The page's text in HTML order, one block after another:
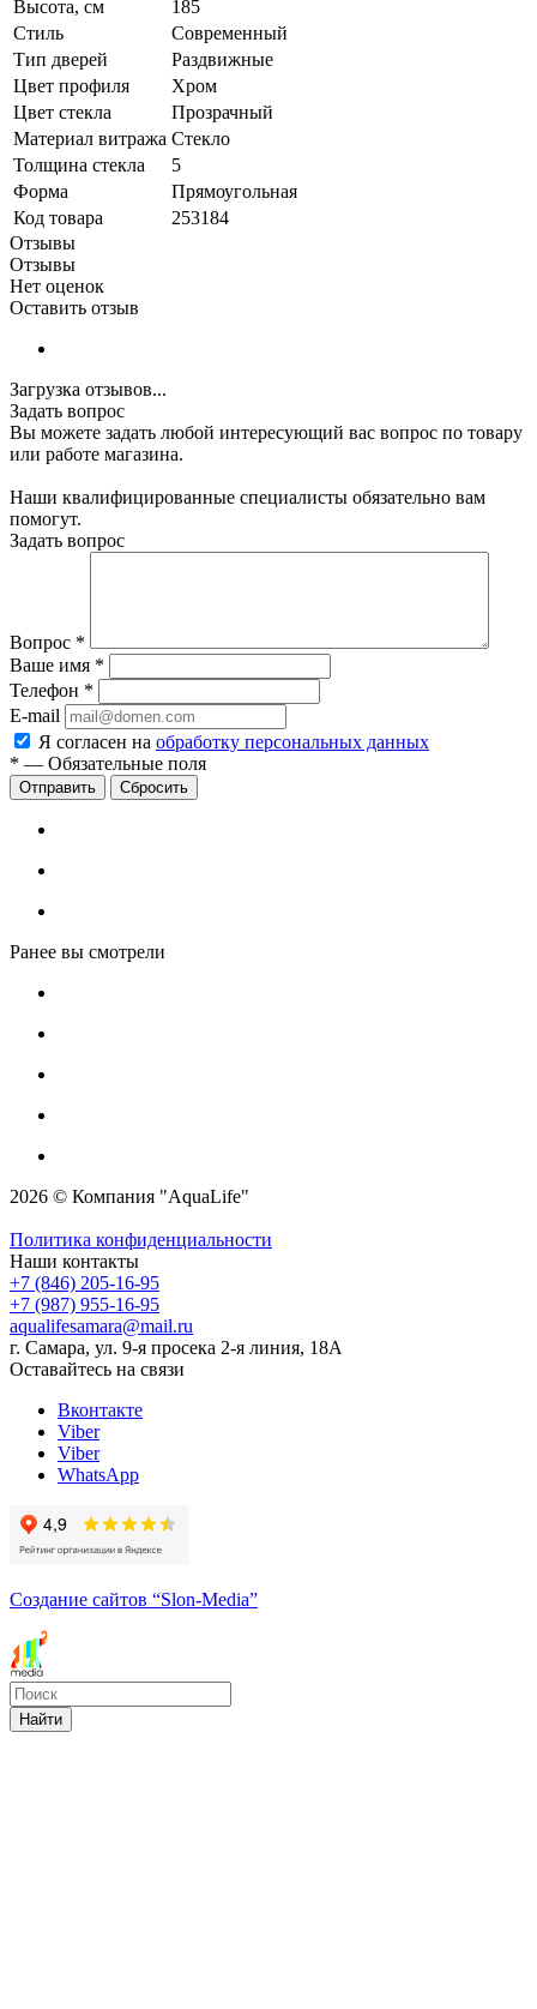
Высота, см
185
Стиль
Современный
Тип дверей
Раздвижные
Цвет профиля
Хром
Цвет стекла
Прозрачный
Материал витража Стекло
Толщина стекла
5
Форма
Прямоугольная
Код товара
253184
Отзывы
Отзывы
Нет оценок
Оставить отзыв
Загрузка отзывов...
Задать вопрос
Вы можете задать любой интересующий вас вопрос по товару
или работе магазина.
Наши квалифицированные специалисты обязательно вам
помогут.
Задать вопрос
Вопрос *
Ваше имя *
Телефон *
E-mail
Я согласен на обработку персональных данных
* — Обязательные поля
Сбросить
Ранее вы смотрели
2026 © Компания "AquaLife"
Политика конфиденциальности
Наши контакты
+7 (846) 205-16-95
+7 (987) 955-16-95
aqualifesamara@mail.ru
г. Самара, ул. 9-я просека 2-я линия, 18А
Оставайтесь на связи
Вконтакте
Viber
Viber
WhatsApp
Создание сайтов “Slon-Media”
Найти